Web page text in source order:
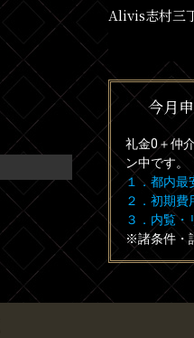
Alivis志村三
今月
礼金0＋仲
ン中です。
１．都内最
２．初期費
３．内覧
※諸条件・